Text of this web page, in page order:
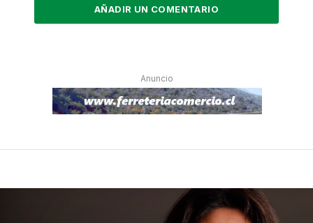
AÑADIR UN COMENTARIO
Anuncio